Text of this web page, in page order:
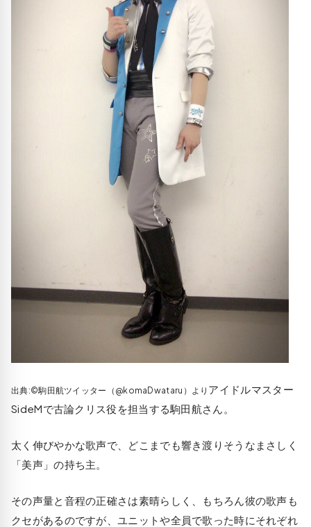
出典:©駒田航ツイッター（@komaDwataru）より アイドルマスター
SideMで古論クリス役を担当する駒田航さん。
太く伸びやかな歌声で、どこまでも響き渡りそうなまさしく
「美声」の持ち主。
その声量と音程の正確さは素晴らしく、もちろん彼の歌声も
クセがあるのですが、ユニットや全員で歌った時にそれぞれ